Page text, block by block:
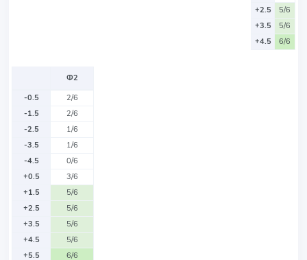
+2.5
5/6
+3.5
5/6
+4.5
6/6
Ф2
-0.5
2/6
-1.5
2/6
-2.5
1/6
-3.5
1/6
-4.5
0/6
+0.5
3/6
+1.5
5/6
+2.5
5/6
+3.5
5/6
+4.5
5/6
+5.5
6/6